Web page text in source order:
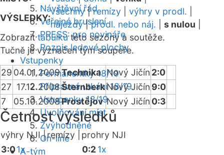
Návštěvní řád
Veřejné bruslení
PRESS: pro novináře
Rozpis ledové plochy
Vstupenky
Permanentky 18/19
Přípravná utkání 18/19
Vstupenky 18/19
Uvolňování míst
Zvýhodněné
On-line
A-tým
VÝSLEDKY:
všechny|remízy výhry v prodl.
nájezdy|prodl. nebo náj. s nulou
Zobrazittabulkutéto sezóny a soutěže.
Tučně je vyznačen tým soupeře.
29 04.01.2009Technika Nový Jičín 2:0
27 17.12.2008ŠternberkNový Jičín 9:0
7
05.10.2008Prostějov Nový Jičín 0:3
Četnost výsledků
výhry NJI |remízy |
prohry NJI
3:01x 0:21x